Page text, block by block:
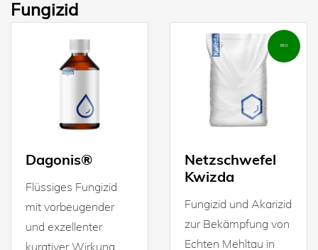
Fungizid
Dagonis®
Flüssiges Fungizid
mit vorbeugender
und exzellenter
kurativer Wirkung
BIO
Netzschwefel
Kwizda
Fungizid und Akarizid
zur Bekämpfung von
Echten Mehltau in